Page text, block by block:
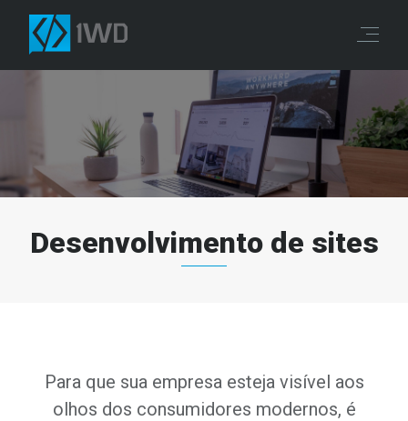
Desenvolvimento de sites
Para que sua empresa esteja visível aos
olhos dos consumidores modernos, é